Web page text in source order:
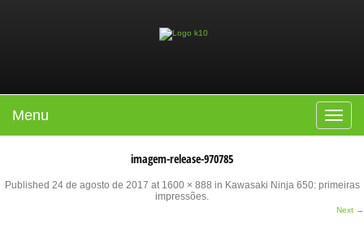
Toggle
Menu
imagem-release-970785
Published 24 de agosto de 2017 at 1600 × 888 in Kawasaki Ninja 650: primeiras
impressões.
Next →